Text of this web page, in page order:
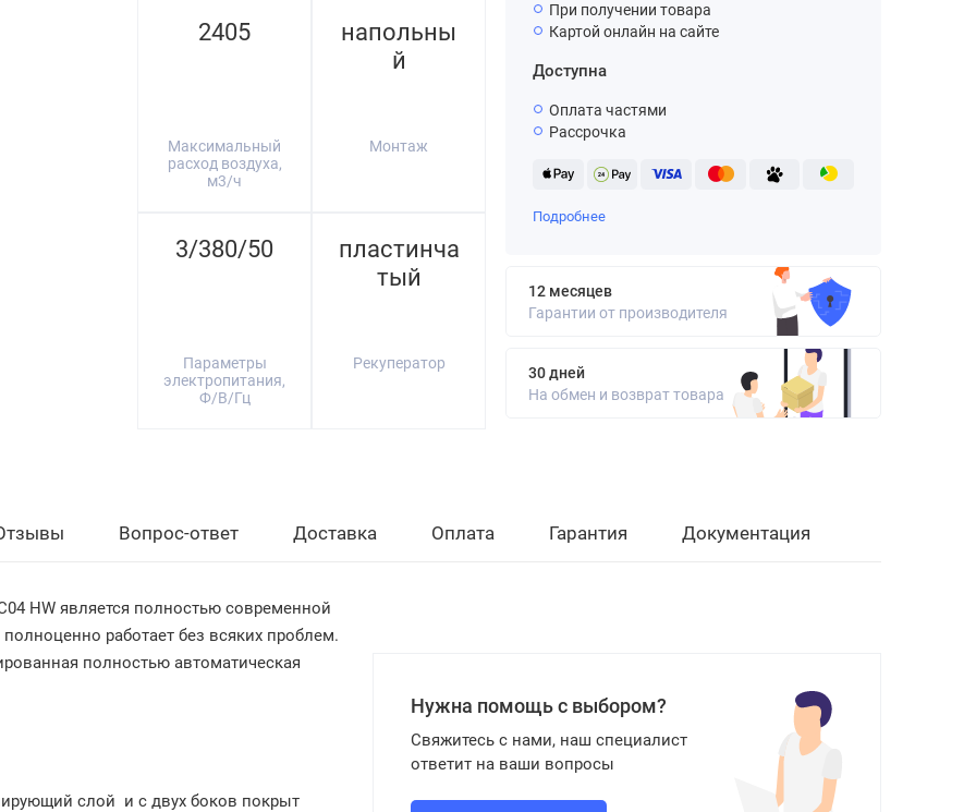
2405
Максимальный
расход воздуха,
м3/ч
напольны
й
Монтаж
3/380/50
Параметры
электропитания,
Ф/В/Гц
пластинча
тый
Рекуператор
При получении товара
Картой онлайн на сайте
Доступна
Оплата частями
Рассрочка
Подробнее
12 месяцев
Гарантии от производителя
30 дней
На обмен и возврат товара
Вопрос-ответ Доставка Оплата Гарантия Документация
HW является полностью современной
работает без всяких проблем.
полностью автоматическая
слой и с двух боков покрыт
Нужна помощь с выбором?
Свяжитесь с нами, наш специалист
ответит на ваши вопросы